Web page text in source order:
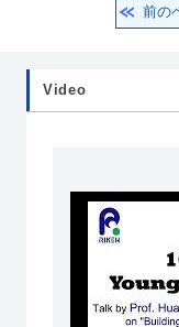
前の
Video